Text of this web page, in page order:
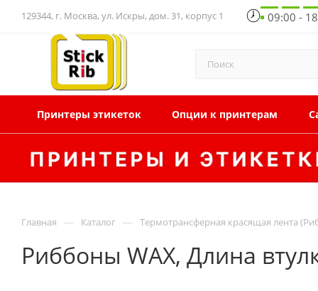
129344, г. Москва, ул. Искры, дом. 31, корпус 1 09:00 -
Принтеры этикеток Опции к принтерам
Главная — Каталог — Термотрансферная красящая лента
Риббоны WAX, Длина